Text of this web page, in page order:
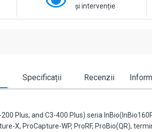
și intervenție
Specificații Recenzii
Plus, and C3-400 Plus) seria
X, ProCapture-WP, ProRF, ProBio(QR),